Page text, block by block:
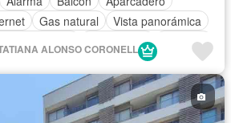
Gas natural
Vista panorámica
Área infantil
Vigilante
Jardín
Gimnasio
Ascensor
Piscina
Permite mascotas
ALONSO CORONELL